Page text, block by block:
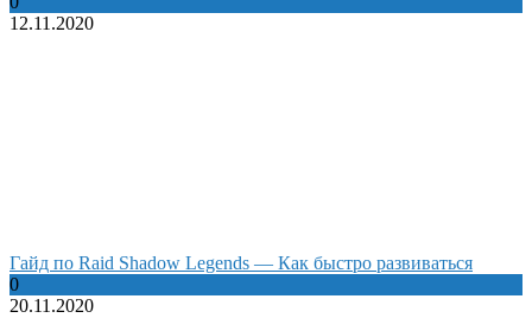
12.11.2020
Гайд по Raid Shadow Legends — Как быстро развиваться
0
20.11.2020